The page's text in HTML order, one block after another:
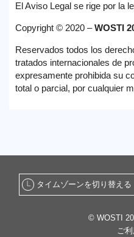
El Aviso Legal se rige por la
Copyright © 2020 –WOSTI
Reservados todos los
tratados internacionales de
expresamente prohibida su
total o parcial, por cualquier
タイムゾーンを切り替える
© WOSTI
ご